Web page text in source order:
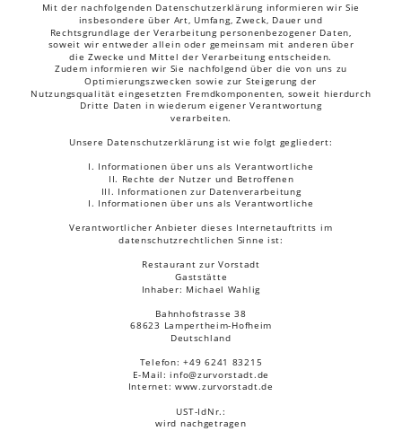
Mit der nachfolgenden Datenschutzerklärung informieren wir Sie
insbesondere über Art, Umfang, Zweck, Dauer und
Rechtsgrundlage der Verarbeitung personenbezogener Daten,
soweit wir entweder allein oder gemeinsam mit anderen über
die Zwecke und Mittel der Verarbeitung entscheiden.
Zudem informieren wir Sie nachfolgend über die von uns zu
Optimierungszwecken sowie zur Steigerung der
Nutzungsqualität eingesetzten Fremdkomponenten, soweit hierdurch
Dritte Daten in wiederum eigener Verantwortung
verarbeiten.
Unsere Datenschutzerklärung ist wie folgt gegliedert:
I. Informationen über uns als Verantwortliche
II. Rechte der Nutzer und Betroffenen
III. Informationen zur Datenverarbeitung
I. Informationen über uns als Verantwortliche
Verantwortlicher Anbieter dieses Internetauftritts im
datenschutzrechtlichen Sinne ist:
Restaurant zur Vorstadt
Gaststätte
Inhaber: Michael Wahlig
Bahnhofstrasse 38
68623 Lampertheim-Hofheim
Deutschland
Telefon: +49 6241 83215
E-Mail: info@zurvorstadt.de
Internet: www.zurvorstadt.de
UST-IdNr.:
wird nachgetragen